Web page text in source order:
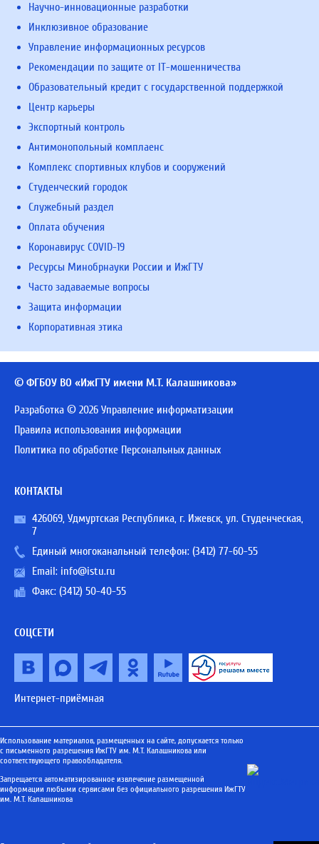
Научно-инновационные разработки
Инклюзивное образование
Управление информационных ресурсов
Рекомендации по защите от IT-мошенничества
Образовательный кредит с государственной поддержкой
Центр карьеры
Экспортный контроль
Антимонопольный комплаенс
Комплекс спортивных клубов и сооружений
Студенческий городок
Служебный раздел
Оплата обучения
Коронавирус COVID-19
Ресурсы Минобрнауки России и ИжГТУ
Часто задаваемые вопросы
Защита информации
Корпоративная этика
© ФГБОУ ВО «ИжГТУ имени М.Т. Калашникова»
Разработка © 2026 Управление информатизации
Правила использования информации
Политика по обработке Персональных данных
КОНТАКТЫ
426069, Удмуртская Республика, г. Ижевск, ул. Студенческая,
7
Единый многоканальный телефон: (3412) 77-60-55
Email: info@istu.ru
Факс: (3412) 50-40-55
СОЦСЕТИ
Интернет-приёмная
Использование материалов, размещенных на сайте, допускается только
с письменного разрешения ИжГТУ им. М.Т. Калашникова или
соответствующего правообладателя.
Запрещается автоматизированное извлечение размещенной
информации любыми сервисами без официального разрешения ИжГТУ
им. М.Т. Калашникова